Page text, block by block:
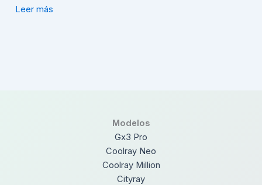
Leer más
Modelos
Gx3 Pro
Coolray Neo
Coolray Million
Cityray